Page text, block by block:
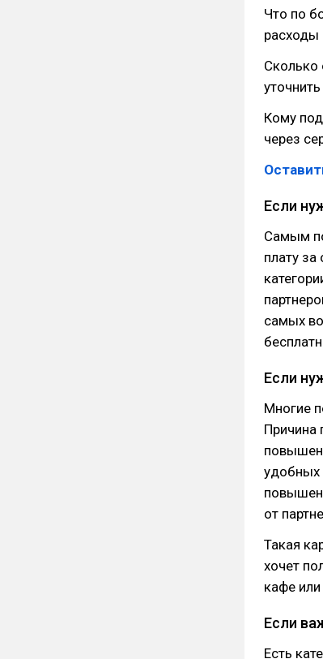
Что по
расходы
Сколько
Кому
через
Если
Самым
плату
самых
Если
Многие
Причина
удобных
от
Такая
хочет
кафе
Если
Есть